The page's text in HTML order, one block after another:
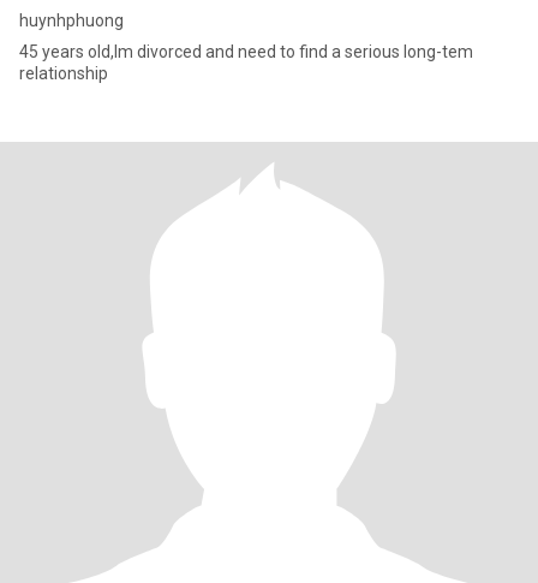
huynhphuong
45 years old,Im divorced and need to find a serious long-tem
relationship